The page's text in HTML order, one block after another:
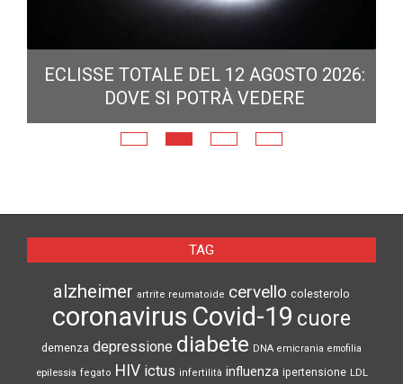
ECLISSE TOTALE DEL 12 AGOSTO 2026:
DOVE SI POTRÀ VEDERE
TAG
alzheimer artrite reumatoide cervello colesterolo
coronavirus Covid-19 cuore
demenza depressione diabete DNA emicrania emofilia
epilessia fegato HIV ictus infertilità influenza ipertensione LDL